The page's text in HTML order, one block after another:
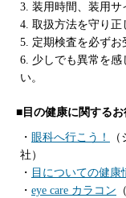
3. 装用時間、装用サ
4. 取扱方法を守り正
5. 定期検査を必ずお
6. 少しでも異常を感
い。
■目の健康に関するお
・ 眼科へ行こう！
社）
・ 目についての健康
・ eye care カラコン